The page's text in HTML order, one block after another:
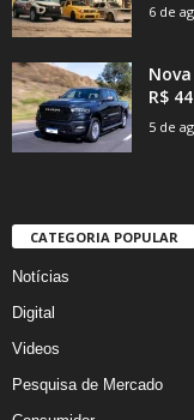
6 de
R$
5 de
CATEGORIA POPULAR
Notícias
Digital
Videos
Pesquisa de Mercado